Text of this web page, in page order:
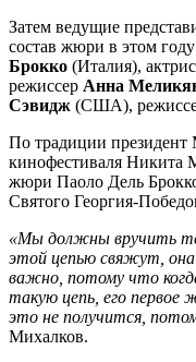
Затем ведущие
состав жюри в этом
Брокко (Италия),
режиссер Анна
Сэвидж (США),
По традиции
кинофестиваля Никита
жюри Паоло Дель
Святого Георгия-
«Мы должны вручить
этой цепью свяжут, она
важно, потому что
такую цепь, его первое
это не получится,
Михалков.